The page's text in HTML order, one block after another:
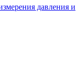
давления и